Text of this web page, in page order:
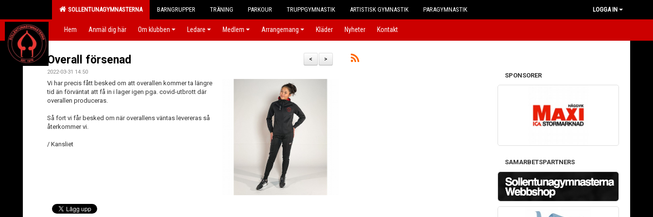
SOLLENTUNAGYMNASTERNA BARNGRUPPER TRÄNING PARKOUR TRUPPGYMNASTIK ARTISTISK GYMNASTIK PARAGYMNASTIK LOGGA IN
Hem Anmäl dig här Om klubben Ledare Medlem Arrangemang Kläder Nyheter Kontakt
>
<
Overall försenad
2022-03-31 14:50
Vi har precis fått besked om att overallen kommer ta längre
tid än förväntat att få in i lager igen pga. covid-utbrott där
overallen produceras.
Så fort vi får besked om när overallens väntas levereras så
återkommer vi.
/ Kansliet
SPONSORER
SAMARBETSPARTNERS